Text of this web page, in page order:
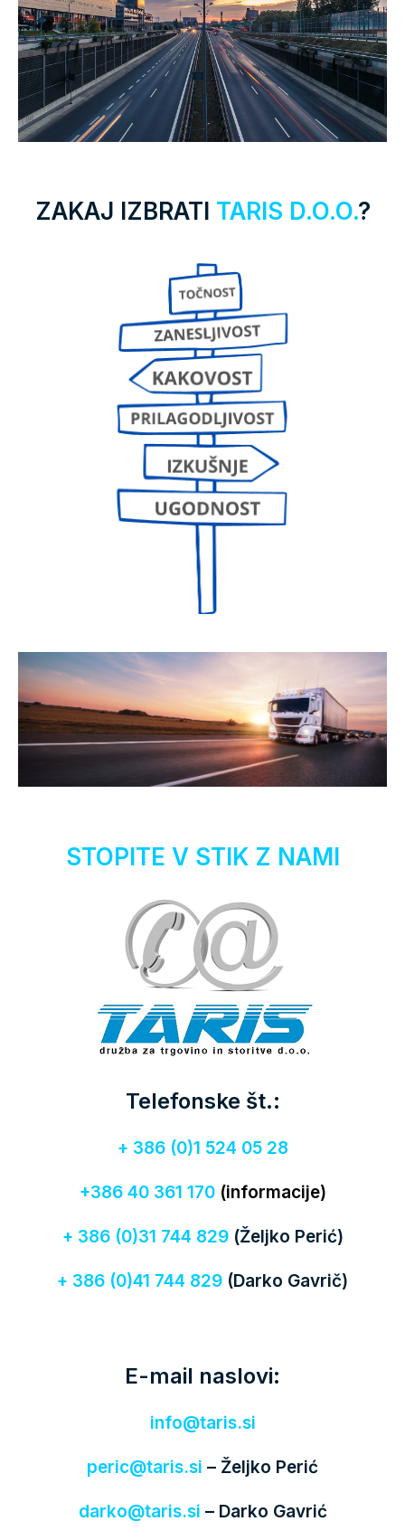
ZAKAJ IZBRATI TARIS D.O.O.?
STOPITE V STIK Z NAMI
Telefonske št.:
+ 386 (0)1 524 05 28
+386 40 361 170 (informacije)
+ 386 (0)31 744 829(Željko Perić)
+ 386 (0)41 744 829 (Darko Gavrič)
E-mail naslovi:
info@taris.si
peric@taris.si – Željko Perić
darko@taris.si – Darko Gavrić